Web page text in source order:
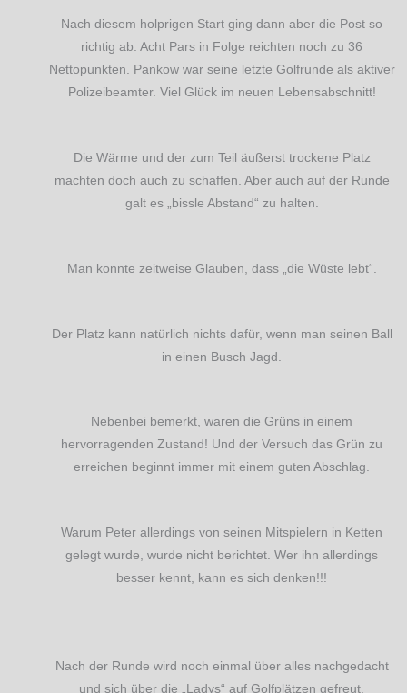
Nach diesem holprigen Start ging dann aber die Post so
richtig ab. Acht Pars in Folge reichten noch zu 36
Nettopunkten. Pankow war seine letzte Golfrunde als aktiver
Polizeibeamter. Viel Glück im neuen Lebensabschnitt!
Die Wärme und der zum Teil äußerst trockene Platz
machten doch auch zu schaffen. Aber auch auf der Runde
galt es „bissle Abstand“ zu halten.
Man konnte zeitweise Glauben, dass „die Wüste lebt“.
Der Platz kann natürlich nichts dafür, wenn man seinen Ball
in einen Busch Jagd.
Nebenbei bemerkt, waren die Grüns in einem
hervorragenden Zustand! Und der Versuch das Grün zu
erreichen beginnt immer mit einem guten Abschlag.
Warum Peter allerdings von seinen Mitspielern in Ketten
gelegt wurde, wurde nicht berichtet. Wer ihn allerdings
besser kennt, kann es sich denken!!!
Nach der Runde wird noch einmal über alles nachgedacht
und sich über die „Ladys“ auf Golfplätzen gefreut.